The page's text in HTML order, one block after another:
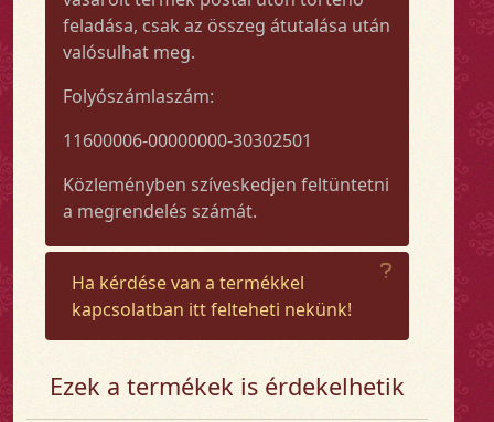
feladása, csak az összeg átutalása után
valósulhat meg.
Folyószámlaszám:
11600006-00000000-30302501
Közleményben szíveskedjen feltüntetni
a megrendelés számát.
Ha kérdése van a termékkel
kapcsolatban itt felteheti nekünk!
Ezek a termékek is érdekelhetik